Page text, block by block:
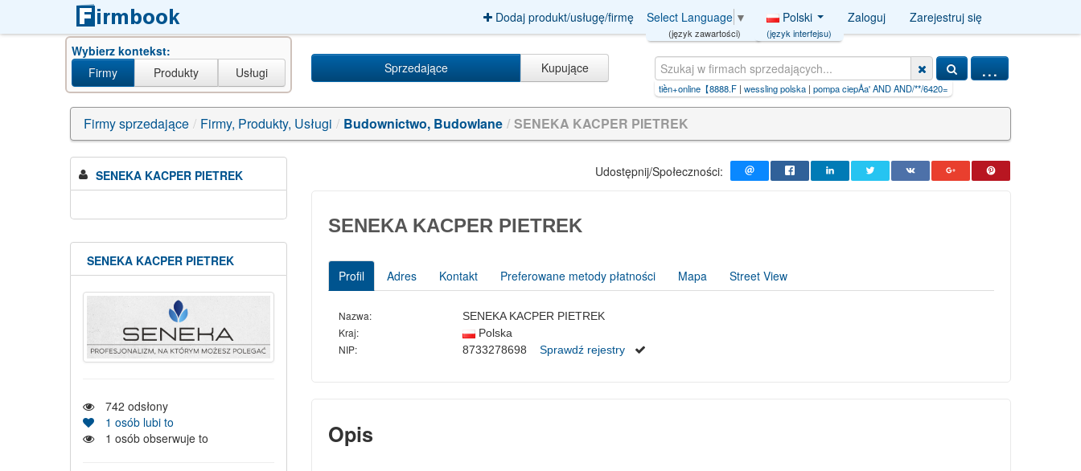
Dodaj produkt/usługę/firmę Select Language ▼
(język zawartości)
Polski
(język interfejsu)
Zaloguj Zarejestruj się
Wybierz kontekst:
Firmy
Produkty Usługi Sprzedające Kupujące ...
wessling polska|pompa ciepÅa' AND AND/**/6420=C|iljadore+paszport+do+piękna
Firmy sprzedające / Firmy, Produkty, Usługi / Budownictwo, Budowlane / SENEKA KACPER PIETREK
SENEKA KACPER PIETREK
SENEKA KACPER PIETREK
742 odsłony
1 osób lubi to
1 osób obserwuje to
Udostępnij/Społeczności:
SENEKA KACPER PIETREK
Profil Adres Kontakt Preferowane metody płatności Mapa Street View
Nazwa: SENEKA KACPER PIETREK
Kraj: Polska
NIP: 8733278698 Sprawdź rejestry
Opis